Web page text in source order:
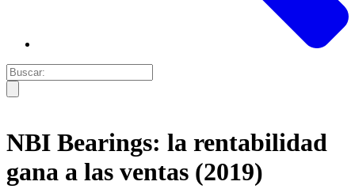
NBI Bearings: la rentabilidad
gana a las ventas (2019)